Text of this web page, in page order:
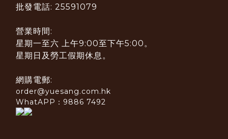
批發電話: 25591079
營業時間:
星期一至六 上午9:00至下午5:00。
星期日及勞工假期休息。
網購電郵:
order@yuesang.com.hk
WhatAPP：9886 7492